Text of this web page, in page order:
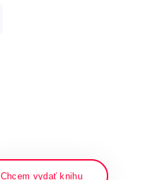
Chcem vydať knihu